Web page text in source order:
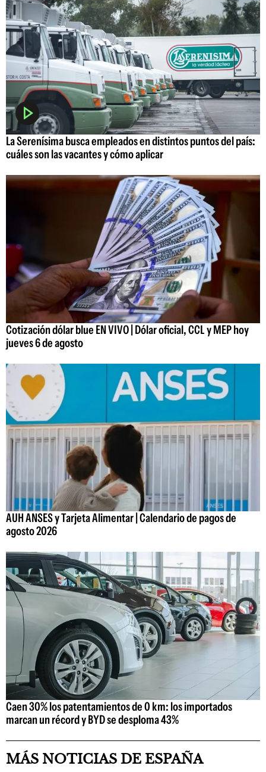
La Serenísima busca empleados en distintos puntos del país:
cuáles son las vacantes y cómo aplicar
Cotización dólar blue EN VIVO | Dólar oficial, CCL y MEP hoy
jueves 6 de agosto
AUH ANSES y Tarjeta Alimentar | Calendario de pagos de
agosto 2026
Caen 30% los patentamientos de 0 km: los importados
marcan un récord y BYD se desploma 43%
MÁS NOTICIAS DE ESPAÑA